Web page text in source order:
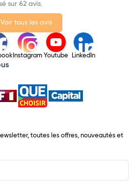
sur 62 avis.
Voir tous les avis
Instagram Youtube LinkedIn
toutes les offres, nouveautés et